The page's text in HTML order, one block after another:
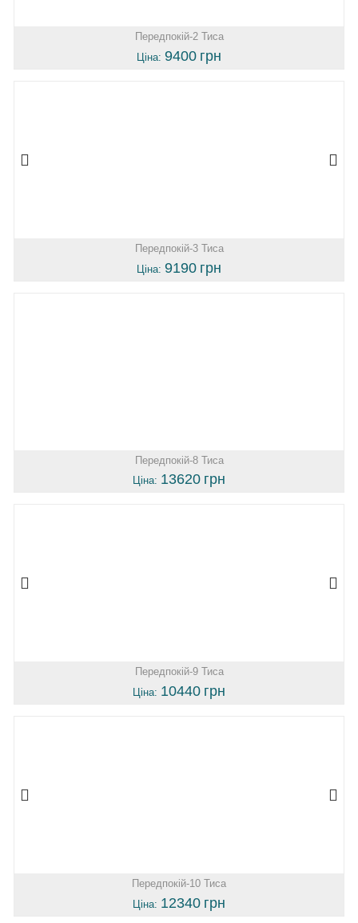
Передпокій-2 Тиса
Ціна: 9400 грн
Передпокій-3 Тиса
Ціна: 9190 грн
Передпокій-8 Тиса
Ціна: 13620 грн
Передпокій-9 Тиса
Ціна: 10440 грн
Передпокій-10 Тиса
Ціна: 12340 грн